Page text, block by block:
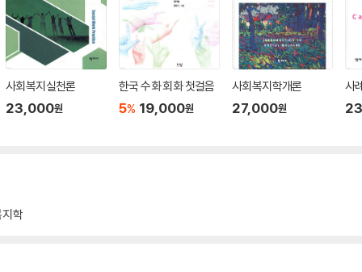
사회복지실천론
23,000원
한국 수화 회화 첫걸음
5% 19,000원
사회복지학개론
27,000원
사
학